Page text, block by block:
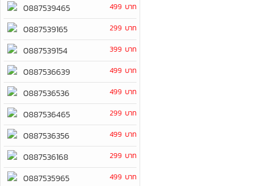
0887539465 499 บาท
0887539165 299 บาท
0887539154 399 บาท
0887536639 499 บาท
0887536536 499 บาท
0887536465 299 บาท
0887536356 499 บาท
0887536168 299 บาท
0887535965 499 บาท